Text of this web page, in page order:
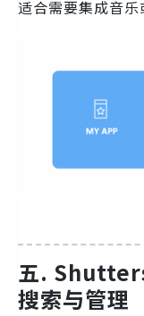
适合需要集成音乐
五.
搜索与管理